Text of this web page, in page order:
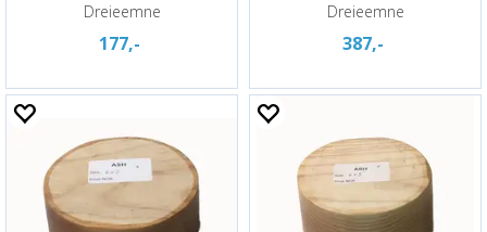
Dreieemne
177,-
Dreieemne
387,-